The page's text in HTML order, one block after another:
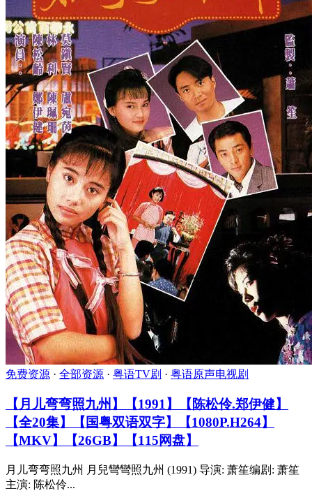
免费资源 · 全部资源 · 粤语TV剧 · 粤语原声电视剧
【月儿弯弯照九州】【1991】【陈松伶.郑伊健】
【全20集】【国粤双语双字】【1080P.H264】
【MKV】【26GB】【115网盘】
月儿弯弯照九州 月兒彎彎照九州 (1991) 导演: 萧笙编剧: 萧笙
主演: 陈松伶...